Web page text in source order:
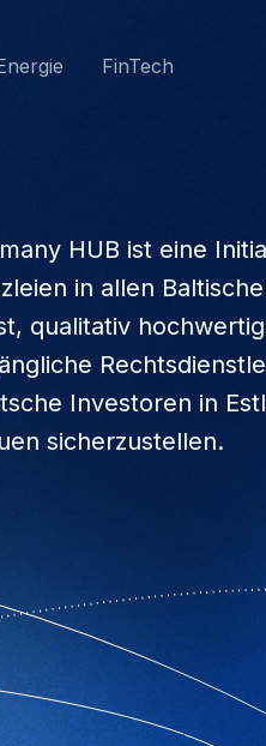
FinTech
HUB ist eine
in allen
qualitativ
Investoren in
sicherzustellen.